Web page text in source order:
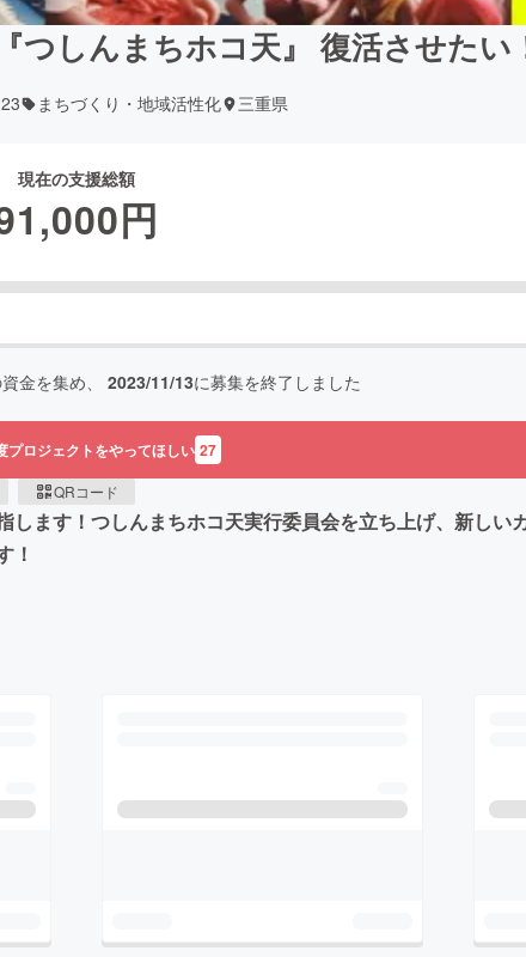
つしんまちホコ天』 復活させたい
まちづくり・地域活性化 三重県
現在の支援総額
円
金を集め、 2023/11/13に募集を終了しました
プロジェクトをやってほしい 27
QRコード
します！つしんまちホコ天実行委員会を立ち上げ、新しい
！